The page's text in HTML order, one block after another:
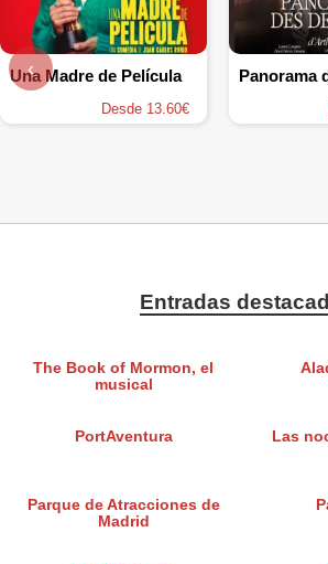
Una Madre de Película
Desde 13.60€
Panorama
‹
Entradas
The Book of Mormon, el
musical
PortAventura
Las
Parque de Atracciones de
Madrid